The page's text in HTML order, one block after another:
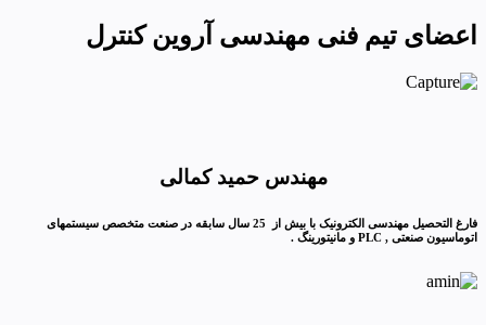
اعضای تیم فنی مهندسی آروین کنترل
مهندس حمید کمالی
فارغ التحصیل مهندسی الکترونیک با بیش از 25 سال سابقه در صنعت متخصص سیستمهای
اتوماسیون صنعتی , PLC و مانیتورینگ .